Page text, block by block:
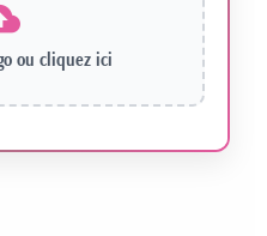
ou cliquez ici